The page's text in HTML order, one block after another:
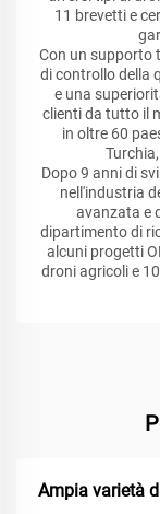
11 brevetti e
Con un supporto
di controllo della
e una
clienti da tutto il
in oltre 60
Dopo 9 anni di
nell'industria
avanzata e
dipartimento di
alcuni progetti
droni agricoli e
Ampia varietà